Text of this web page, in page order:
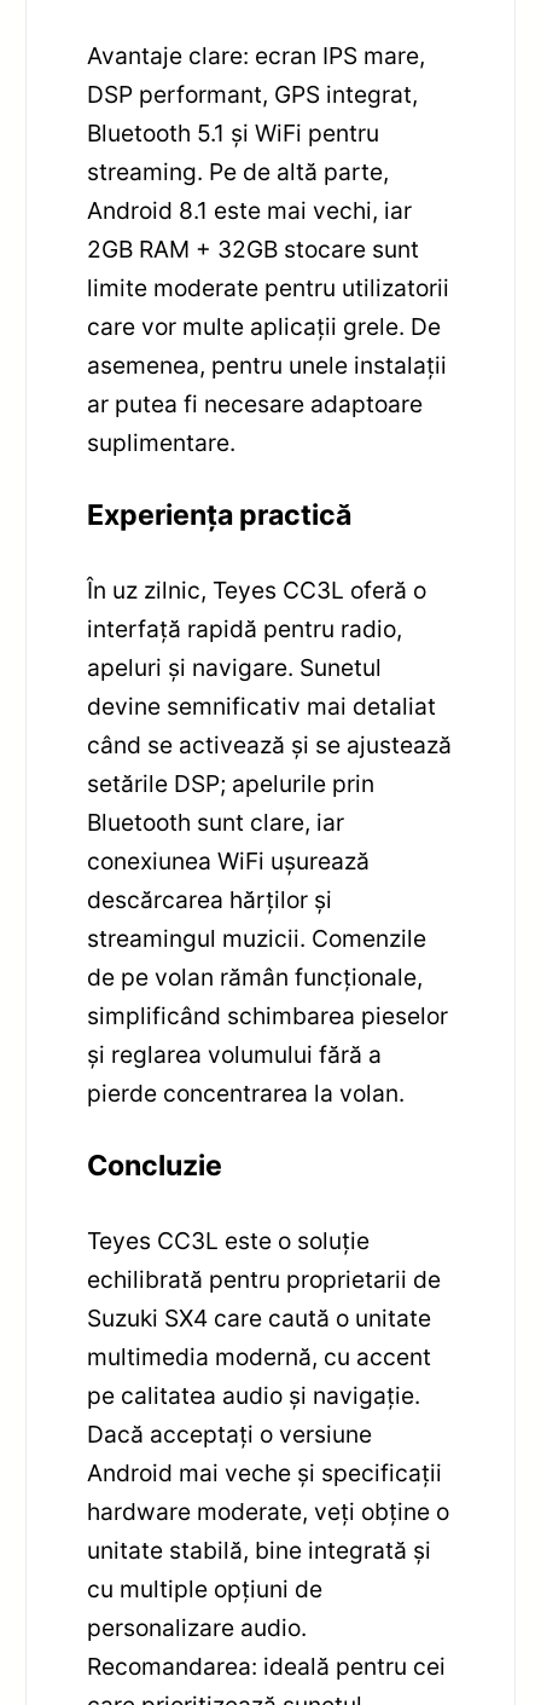
Avantaje clare: ecran IPS mare,
DSP performant, GPS integrat,
Bluetooth 5.1 și WiFi pentru
streaming. Pe de altă parte,
Android 8.1 este mai vechi, iar
2GB RAM + 32GB stocare sunt
limite moderate pentru utilizatorii
care vor multe aplicații grele. De
asemenea, pentru unele instalații
ar putea fi necesare adaptoare
suplimentare.
Experiența practică
În uz zilnic, Teyes CC3L oferă o
interfață rapidă pentru radio,
apeluri și navigare. Sunetul
devine semnificativ mai detaliat
când se activează și se ajustează
setările DSP; apelurile prin
Bluetooth sunt clare, iar
conexiunea WiFi ușurează
descărcarea hărților și
streamingul muzicii. Comenzile
de pe volan rămân funcționale,
simplificând schimbarea pieselor
și reglarea volumului fără a
pierde concentrarea la volan.
Concluzie
Teyes CC3L este o soluție
echilibrată pentru proprietarii de
Suzuki SX4 care caută o unitate
multimedia modernă, cu accent
pe calitatea audio și navigație.
Dacă acceptați o versiune
Android mai veche și specificații
hardware moderate, veți obține o
unitate stabilă, bine integrată și
cu multiple opțiuni de
personalizare audio.
Recomandarea: ideală pentru cei